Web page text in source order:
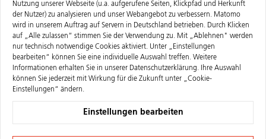
Nutzung unserer Webseite (u.a. aufgerufene Seiten, Klickpfad und Herkunft
der Nutzer) zu analysieren und unser Webangebot zu verbessern. Matomo
wird in unserem Auftrag auf Servern in Deutschland betrieben. Durch Klicken
auf „Alle zulassen“ stimmen Sie der Verwendung zu. Mit „Ablehnen" werden
nur technisch notwendige Cookies aktiviert. Unter „Einstellungen
bearbeiten“ können Sie eine individuelle Auswahl treffen. Weitere
Informationen erhalten Sie in unserer Datenschutzerklärung. Ihre Auswahl
können Sie jederzeit mit Wirkung für die Zukunft unter „Cookie-
Einstellungen“ ändern.
Einstellungen bearbeiten